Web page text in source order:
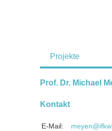
Projekte
Prof. Dr. Michael
Kontakt
E-Mail: